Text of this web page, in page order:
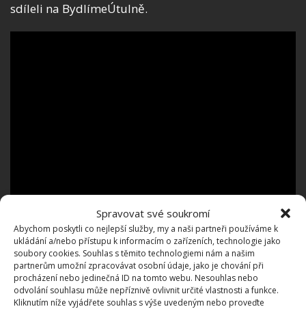
Spravovat své soukromí
Abychom poskytli co nejlepší služby, my a naši partneři používáme k
ukládání a/nebo přístupu k informacím o zařízeních, technologie jako
soubory cookies. Souhlas s těmito technologiemi nám a našim
partnerům umožní zpracovávat osobní údaje, jako je chování při
procházení nebo jedinečná ID na tomto webu. Nesouhlas nebo
odvolání souhlasu může nepříznivě ovlivnit určité vlastnosti a funkce.
Kliknutím níže vyjádřete souhlas s výše uvedeným nebo proveďte
sdíleli na BydlímeÚtulně.